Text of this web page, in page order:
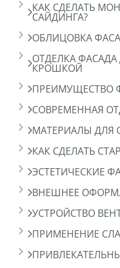
КАК СДЕЛАТЬ
САЙДИНГА?
ОБЛИЦОВКА
ОТДЕЛКА
КРОШКОЙ
ПРЕИМУЩЕСТВО
СОВРЕМЕННАЯ
МАТЕРИАЛЫ ДЛЯ
КАК СДЕЛАТЬ
ЭСТЕТИЧЕСКИЕ
ВНЕШНЕЕ
УСТРОЙСТВО
ПРИМЕНЕНИЕ